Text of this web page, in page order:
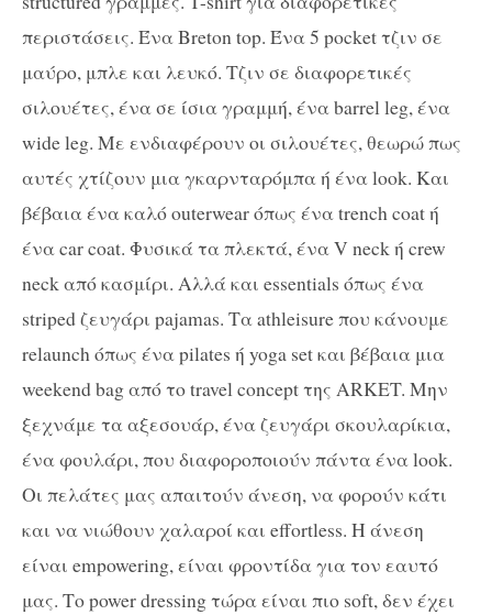
περιστάσεις. Ένα Breton top. Ένα 5 pocket τζιν σε
μαύρο, μπλε και λευκό. Τζιν σε διαφορετικές
σιλουέτες, ένα σε ίσια γραμμή, ένα barrel leg, ένα
wide leg. Με ενδιαφέρουν οι σιλουέτες, θεωρώ πως
αυτές χτίζουν μια γκαρνταρόμπα ή ένα look. Και
βέβαια ένα καλό outerwear όπως ένα trench coat ή
ένα car coat. Φυσικά τα πλεκτά, ένα V neck ή crew
neck από κασμίρι. Αλλά και essentials όπως ένα
striped ζευγάρι pajamas. Τα athleisure που κάνουμε
relaunch όπως ένα pilates ή yoga set και βέβαια μια
weekend bag από το travel concept της ARKET. Μην
ξεχνάμε τα αξεσουάρ, ένα ζευγάρι σκουλαρίκια,
ένα φουλάρι, που διαφοροποιούν πάντα ένα look.
Οι πελάτες μας απαιτούν άνεση, να φορούν κάτι
και να νιώθουν χαλαροί και effortless. Η άνεση
είναι empowering, είναι φροντίδα για τον εαυτό
μας. Το power dressing τώρα είναι πιο soft, δεν έχει